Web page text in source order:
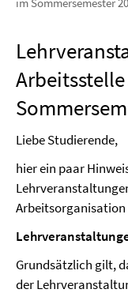
Liebe Studierende,
hier ein paar
Grundsätzlich gilt,
der